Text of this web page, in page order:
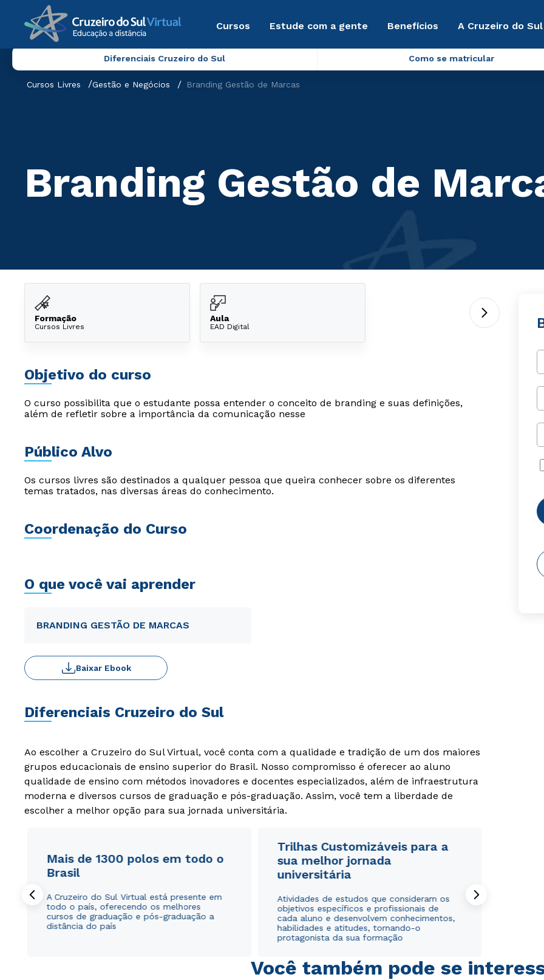
Cursos Estude com a gente Benefícios A Cruzeiro do
Diferenciais Cruzeiro do Sul Como se matricular
Cursos Livres Gestão e Negócios Branding Gestão de Marcas
Branding Gestão de
Formação
Cursos Livres
Aula
EAD Digital
Objetivo do curso
O curso possibilita que o estudante possa entender o conceito de branding e suas definições,
além de refletir sobre a importância da comunicação nesse
Público Alvo
Os cursos livres são destinados a qualquer pessoa que queira conhecer sobre os diferentes
temas tratados, nas diversas áreas do conhecimento.
Coordenação do Curso
O que você vai aprender
BRANDING GESTÃO DE MARCAS
Baixar Ebook
Diferenciais Cruzeiro do Sul
Ao escolher a Cruzeiro do Sul Virtual, você conta com a qualidade e tradição de um dos maiores
grupos educacionais de ensino superior do Brasil. Nosso compromisso é oferecer ao aluno
qualidade de ensino com métodos inovadores e docentes especializados, além de infraestrutura
moderna e diversos cursos de graduação e pós-graduação. Assim, você tem a liberdade de
escolher a melhor opção para sua jornada universitária.
Mais de 1300 polos em todo o
Brasil
A Cruzeiro do Sul Virtual está presente em
todo o país, oferecendo os melhores
cursos de graduação e pós-graduação a
distância do país
Trilhas Customizáveis para a
sua melhor jornada
universitária
Atividades de estudos que consideram os
objetivos específicos e profissionais de
cada aluno e desenvolvem conhecimentos,
habilidades e atitudes, tornando-o
protagonista da sua formação
Você também pode se
WhatsApp
ou
WhatsApp
ou